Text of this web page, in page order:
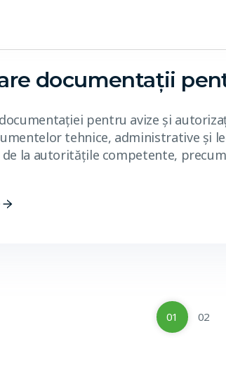
documentații
pentru avize și
tehnice, administrative și
la autoritățile competente,
01 02